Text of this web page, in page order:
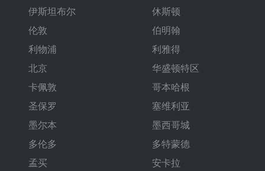
伊斯坦布尔
休斯顿
伦敦
伯明翰
利物浦
利雅得
北京
华盛顿特区
卡佩敦
哥本哈根
圣保罗
塞维利亚
墨尔本
墨西哥城
多伦多
多特蒙德
孟买
安卡拉